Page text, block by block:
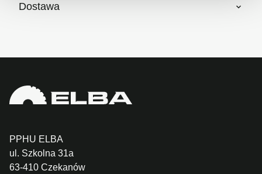
Dostawa
PPHU ELBA
ul. Szkolna 31a
63-410 Czekanów